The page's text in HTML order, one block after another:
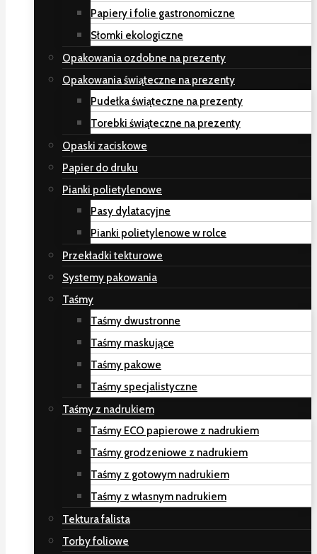
Papiery i folie gastronomiczne
Słomki ekologiczne
Opakowania ozdobne na prezenty
Opakowania świąteczne na prezenty
Pudełka świąteczne na prezenty
Torebki świąteczne na prezenty
Opaski zaciskowe
Papier do druku
Pianki polietylenowe
Pasy dylatacyjne
Pianki polietylenowe w rolce
Przekładki tekturowe
Systemy pakowania
Taśmy
Taśmy dwustronne
Taśmy maskujące
Taśmy pakowe
Taśmy specjalistyczne
Taśmy z nadrukiem
Taśmy ECO papierowe z nadrukiem
Taśmy grodzeniowe z nadrukiem
Taśmy z gotowym nadrukiem
Taśmy z własnym nadrukiem
Tektura falista
Torby foliowe